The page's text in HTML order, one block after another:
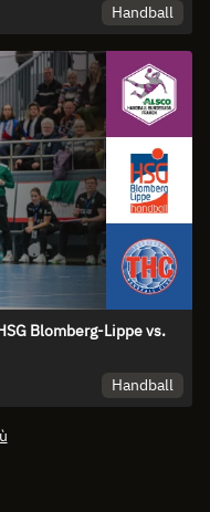
Handball
Blomberg-Lippe vs.
Handball